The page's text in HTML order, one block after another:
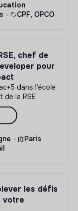
CPF, OPCO
chef de
pour
dans l'école
de la RSE
Paris
les défis
votre